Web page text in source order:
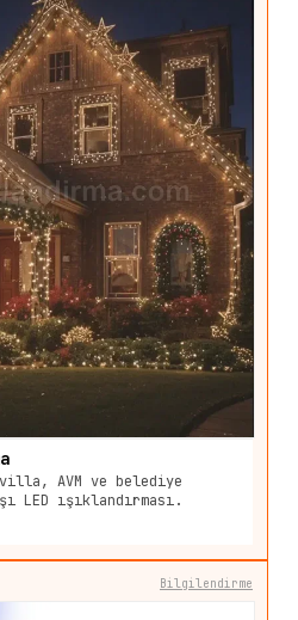
AVM ve belediye
LED ışıklandırması.
Bilgilendirme